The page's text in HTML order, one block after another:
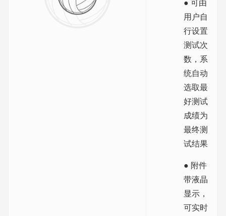
● 可由
用户自
行设置
测试次
数，系
统自动
选取最
好测试
成绩为
最终测
试结果
● 附件
带液晶
显示，
可实时